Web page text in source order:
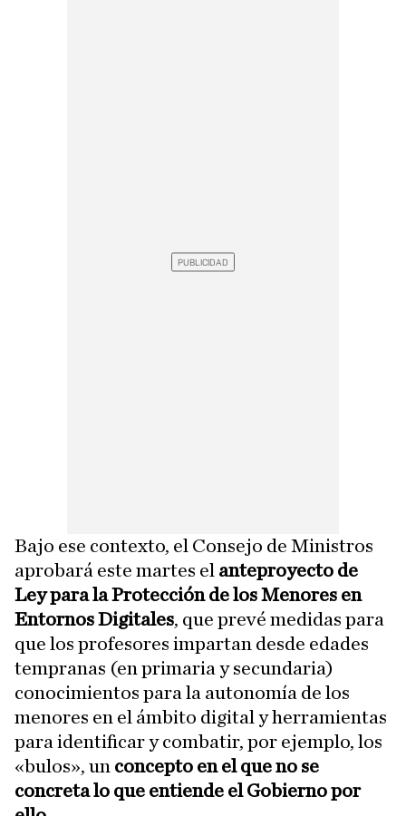
Bajo ese contexto, el Consejo de Ministros
aprobará este martes el anteproyecto de
Ley para la Protección de los Menores en
Entornos Digitales, que prevé medidas para
que los profesores impartan desde edades
tempranas (en primaria y secundaria)
conocimientos para la autonomía de los
menores en el ámbito digital y herramientas
para identificar y combatir, por ejemplo, los
«bulos», un concepto en el que no se
concreta lo que entiende el Gobierno por